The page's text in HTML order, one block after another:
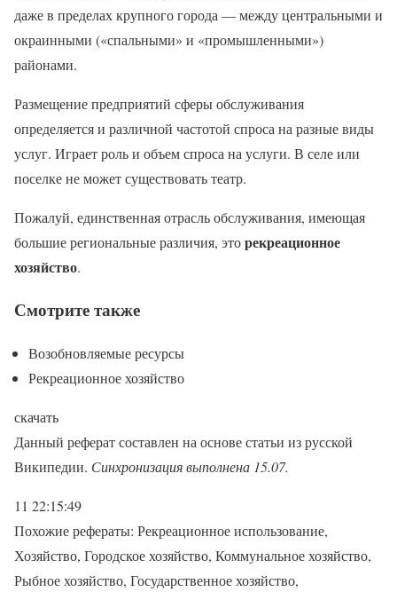
даже в пределах крупного города — между центральными и
окраинными («спальными» и «промышленными»)
районами.
Размещение предприятий сферы обслуживания
определяется и различной частотой спроса на разные виды
услуг. Играет роль и объем спроса на услуги. В селе или
поселке не может существовать театр.
Пожалуй, единственная отрасль обслуживания, имеющая
большие региональные различия, эторекреационное
хозяйство.
Смотрите также
Возобновляемые ресурсы
Рекреационное хозяйство
скачать
Данный реферат составлен на основе статьи из русской
Википедии. Синхронизация выполнена 15.07.
11 22:15:49
Похожие рефераты: Рекреационное использование,
Хозяйство, Городское хозяйство, Коммунальное хозяйство,
Рыбное хозяйство, Государственное хозяйство,